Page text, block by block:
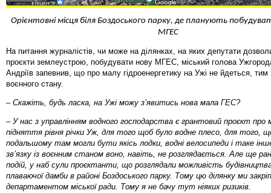
Орієнтовні місця біля Боздоського парку, де планують
МГЕС
На питання журналістів, чи може на ділянках, на яких депутати
проєкти землеустрою, побудувати нову МГЕС, міський голова
Андріїв запевнив, що про малу гідроенергетику на Ужі не йдеться, тим
воєнного стану.
– Скажіть, будь ласка, на Ужі можу з’явитись нова мала ГЕС?
– У нас з управлінням водного господарства є грантовий проєкт про
підняття рівня річки Уж, для того щоб було водне плесо, для того,
подальшому там могли бути якісь лодки, водні велосипеди і таке
зв’язку із воєнним станом воно, навіть, не розглядається. Але ще
подій, у наб сули проєктанти, що розглядали можливість
плаваючої дамби в районі Боздоського парку. Тому цю ділянку ми
департаментом міської ради. Тому я не бачу тут ніяких ризиків.